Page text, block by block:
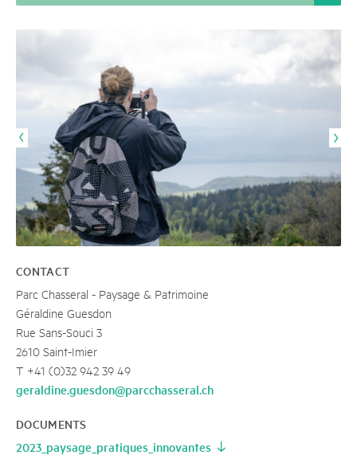
CONTACT
Parc Chasseral - Paysage & Patrimoine
Géraldine Guesdon
Rue Sans-Souci 3
2610 Saint-Imier
T +41 (0)32 942 39 49
geraldine.guesdon@parcchasseral.ch
DOCUMENTS
2023_paysage_pratiques_innovantes